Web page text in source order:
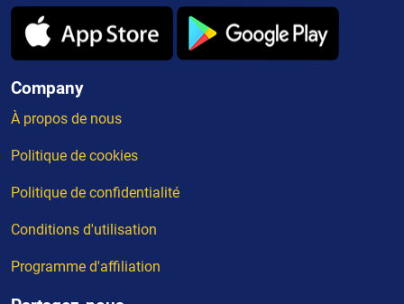
Company
À propos de nous
Politique de cookies
Politique de confidentialité
Conditions d'utilisation
Programme d'affiliation